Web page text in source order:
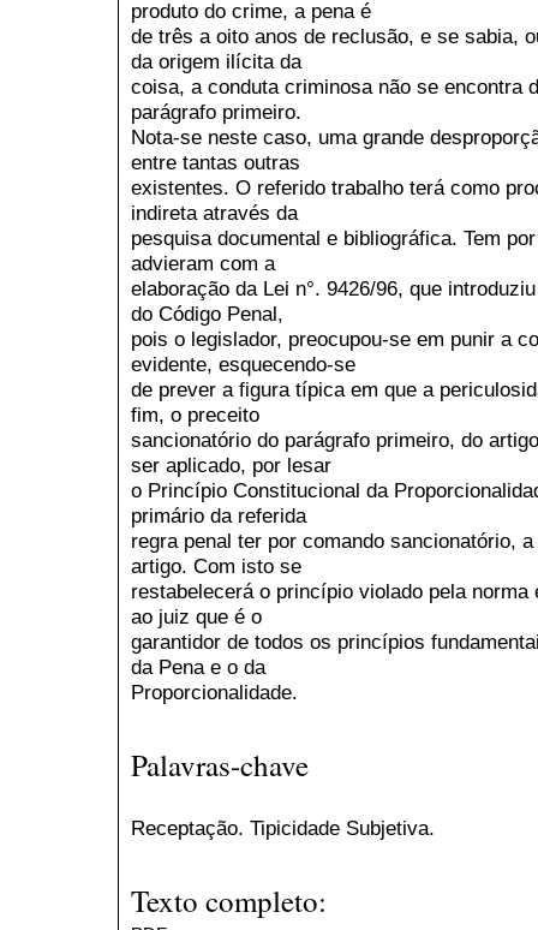
produto do crime, a pena é
de três a oito anos de reclusão, e se sabia,
da origem ilícita da
coisa, a conduta criminosa não se encontra
parágrafo primeiro.
Nota-se neste caso, uma grande
entre tantas outras
existentes. O referido trabalho terá como
indireta através da
pesquisa documental e bibliográfica. Tem
advieram com a
elaboração da Lei n°. 9426/96, que
do Código Penal,
pois o legislador, preocupou-se em punir a
evidente, esquecendo-se
de prever a figura típica em que a
fim, o preceito
sancionatório do parágrafo primeiro, do
ser aplicado, por lesar
o Princípio Constitucional da
primário da referida
regra penal ter por comando sancionatório,
artigo. Com isto se
restabelecerá o princípio violado pela
ao juiz que é o
garantidor de todos os princípios
da Pena e o da
Proporcionalidade.
Palavras-chave
Receptação. Tipicidade Subjetiva.
Texto completo: